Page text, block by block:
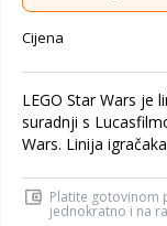
Cijena
LEGO Star Wars je
suradnji s
Wars. Linija
Platite gotovinom
jednokratno i na